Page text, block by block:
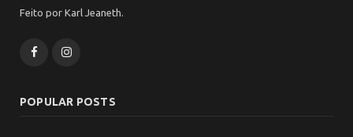
Feito por Karl Jeaneth.
FacebookInstagram
POPULAR POSTS